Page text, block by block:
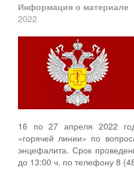
Информация о материале
2022
16 по 27 апреля 2022
«горячей линии» по
энцефалита. Срок
до 13:00 ч. по телефону 8